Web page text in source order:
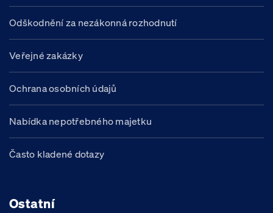
Odškodnění za nezákonná rozhodnutí
Veřejné zakázky
Ochrana osobních údajů
Nabídka nepotřebného majetku
Často kladené dotazy
Ostatní